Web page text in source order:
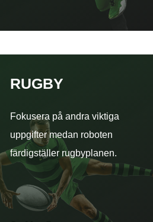
RUGBY
Fokusera på andra viktiga
uppgifter medan roboten
färdigställer rugbyplanen.